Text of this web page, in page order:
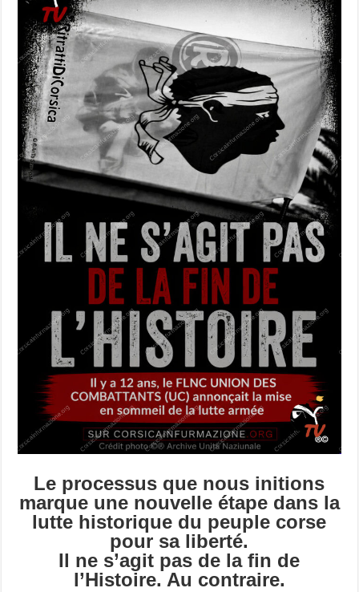
Le processus que nous initions
marque une nouvelle étape dans la
lutte historique du peuple corse
pour sa liberté.
Il ne s’agit pas de la fin de
l’Histoire. Au contraire.